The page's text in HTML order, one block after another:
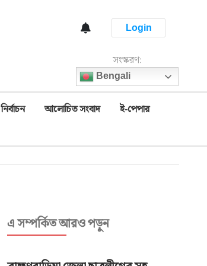
Login
সংস্করণ:
Bengali
নির্বাচন আলোচিত সংবাদ
ই-পেপার
এ সম্পর্কিত আরও পড়ুন